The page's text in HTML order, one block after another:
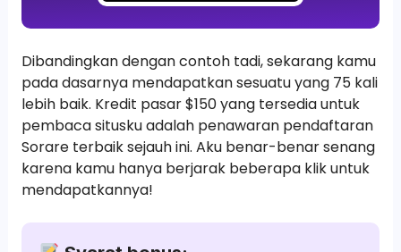
Dibandingkan dengan contoh tadi, sekarang kamu
pada dasarnya mendapatkan sesuatu yang 75 kali
lebih baik. Kredit pasar $150 yang tersedia untuk
pembaca situsku adalah penawaran pendaftaran
Sorare terbaik sejauh ini. Aku benar-benar senang
karena kamu hanya berjarak beberapa klik untuk
mendapatkannya!